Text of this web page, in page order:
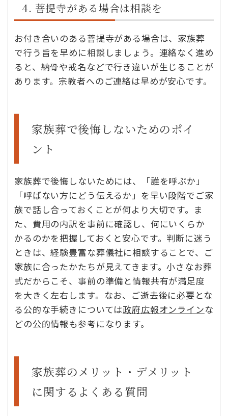
4. 菩提寺がある場合は相談を
お付き合いのある菩提寺がある場合は、家族葬
で行う旨を早めに相談しましょう。連絡なく進め
ると、納骨や戒名などで行き違いが生じることが
あります。宗教者へのご連絡は早めが安心です。
家族葬で後悔しないためのポイ
ント
家族葬で後悔しないためには、「誰を呼ぶか」
「呼ばない方にどう伝えるか」を早い段階でご家
族で話し合っておくことが何より大切です。ま
た、費用の内訳を事前に確認し、何にいくらか
かるのかを把握しておくと安心です。判断に迷う
ときは、経験豊富な葬儀社に相談することで、ご
家族に合ったかたちが見えてきます。小さなお葬
式だからこそ、事前の準備と情報共有が満足度
を大きく左右します。なお、ご逝去後に必要とな
る公的な手続きについては政府広報オンラインな
どの公的情報も参考になります。
家族葬のメリット・デメリット
に関するよくある質問